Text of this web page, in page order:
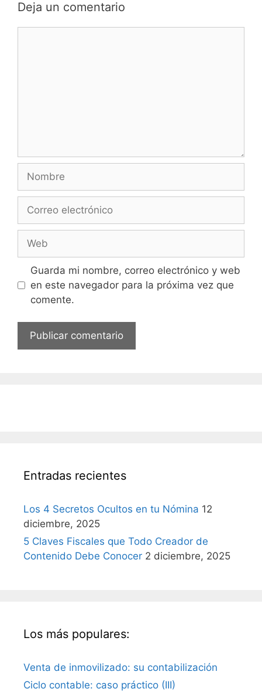
Deja un comentario
electrónico
Guarda mi nombre, correo electrónico y web
en este navegador para la próxima vez que
comente.
Entradas recientes
Los 4 Secretos Ocultos en tu Nómina 12
diciembre, 2025
5 Claves Fiscales que Todo Creador de
Contenido Debe Conocer 2 diciembre, 2025
Los más populares:
Venta de inmovilizado: su contabilización
Ciclo contable: caso práctico (III)